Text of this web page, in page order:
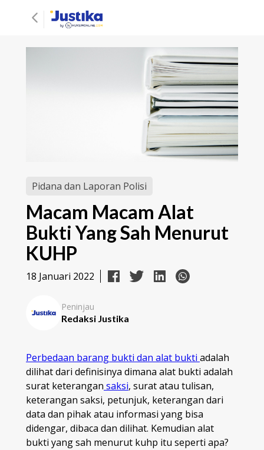
Pidana dan Laporan Polisi
Macam Macam Alat
Bukti Yang Sah Menurut
KUHP
18 Januari 2022
Peninjau
Redaksi Justika
Perbedaan barang bukti dan alat bukti adalah
dilihat dari definisinya dimana alat bukti adalah
surat keterangan saksi, surat atau tulisan,
keterangan saksi, petunjuk, keterangan dari
data dan pihak atau informasi yang bisa
didengar, dibaca dan dilihat. Kemudian alat
bukti yang sah menurut kuhp itu seperti apa?